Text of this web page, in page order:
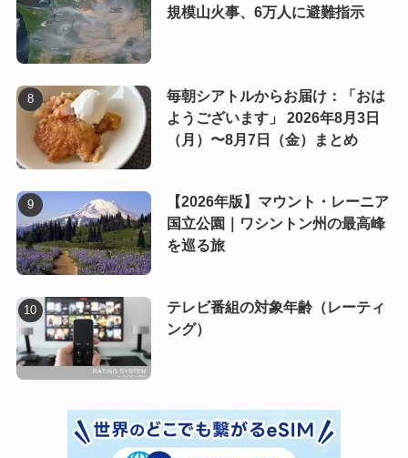
規模山火事、6万人に避難指示
毎朝シアトルからお届け：「おは
ようございます」 2026年8月3日
（月）〜8月7日（金）まとめ
【2026年版】マウント・レーニア
国立公園｜ワシントン州の最高峰
を巡る旅
テレビ番組の対象年齢（レーティ
ング）